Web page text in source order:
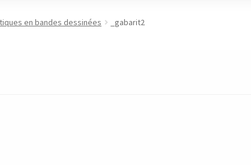
en bandes dessinées _gabarit2